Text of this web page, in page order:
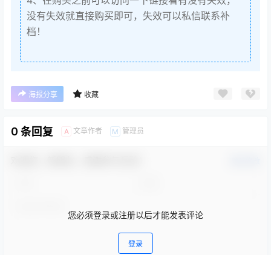
没有失效就直接购买即可，失效可以私信联系补
档！
海报分享 收藏
0 条回复 A 文章作者 M 管理员
您必须登录或注册以后才能发表评论
登录